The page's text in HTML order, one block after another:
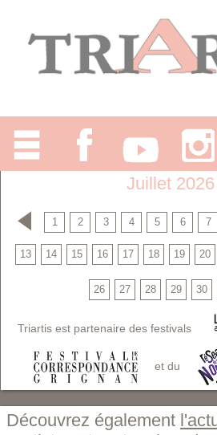
Juillet 2026
1 2 3 4 5 6 7
13 14 15 16 17 18 19 20
26 27 28 29 30
Triartis est partenaire des festivals
et du
Découvrez également